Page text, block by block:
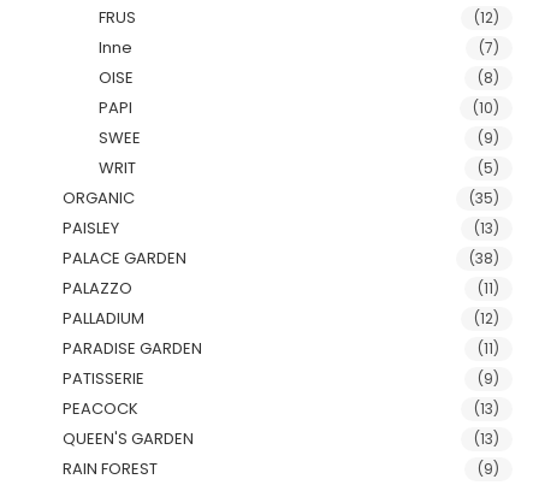
FRUS (12)
Inne (7)
OISE (8)
PAPI (10)
SWEE (9)
WRIT (5)
ORGANIC (35)
PAISLEY (13)
PALACE GARDEN (38)
PALAZZO (11)
PALLADIUM (12)
PARADISE GARDEN (11)
PATISSERIE (9)
PEACOCK (13)
QUEEN'S GARDEN (13)
RAIN FOREST (9)